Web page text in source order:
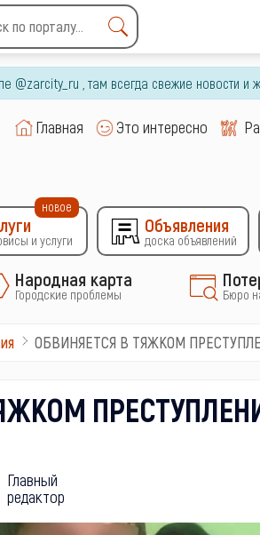
or more characters
@zarcity_ru , там всегда свежие новости
Главная Это интересно
и услуги
новое
Объявления
доска объявлений
Народная карта
Городские проблемы Бюро
ОБВИНЯЕТСЯ В ТЯЖКОМ
Главный
редактор